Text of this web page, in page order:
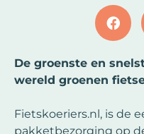
De groenste en
wereld groenen
Fietskoeriers.nl, is de
pakketbezorging op